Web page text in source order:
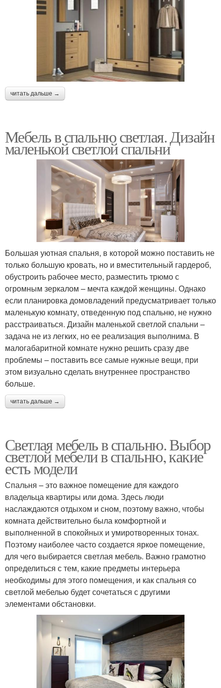
читать дальше →
Мебель в спальню светлая. Дизайн
маленькой светлой спальни
Большая уютная спальня, в которой можно поставить не
только большую кровать, но и вместительный гардероб,
обустроить рабочее место, разместить трюмо с
огромным зеркалом – мечта каждой женщины. Однако
если планировка домовладений предусматривает только
маленькую комнату, отведенную под спальню, не нужно
расстраиваться. Дизайн маленькой светлой спальни –
задача не из легких, но ее реализация выполнима. В
малогабаритной комнате нужно решить сразу две
проблемы – поставить все самые нужные вещи, при
этом визуально сделать внутреннее пространство
больше.
читать дальше →
Светлая мебель в спальню. Выбор
светлой мебели в спальню, какие
есть модели
Спальня – это важное помещение для каждого
владельца квартиры или дома. Здесь люди
наслаждаются отдыхом и сном, поэтому важно, чтобы
комната действительно была комфортной и
выполненной в спокойных и умиротворенных тонах.
Поэтому наиболее часто создается яркое помещение,
для чего выбирается светлая мебель. Важно грамотно
определиться с тем, какие предметы интерьера
необходимы для этого помещения, и как спальня со
светлой мебелью будет сочетаться с другими
элементами обстановки.